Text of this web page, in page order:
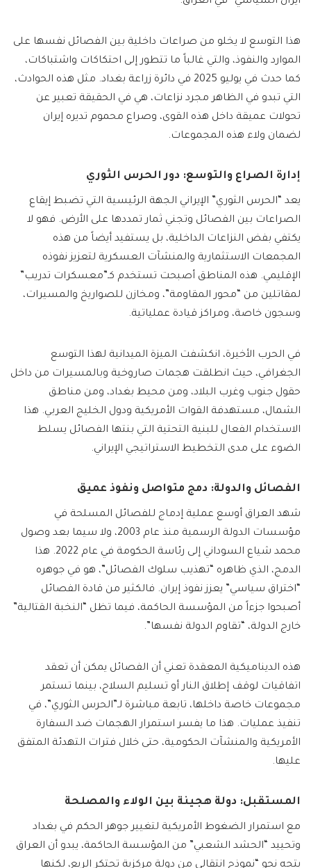
هذا التوسع لا يخلو من صراعات داخلية بين الفصائل نفسها على
الموارد والنفوذ، والتي غالباً ما تتطور إلى احتكاكات واشتباكات،
كما حدث في يوليو 2025 في دائرة زراعة بغداد. مثل هذه الحوادث،
التي تبدو في الظاهر مجرد نزاعات، هي في الحقيقة تعبير عن
تحولات عميقة داخل هذه القوى، وصراع محموم تديره إيران
لضمان ولاء هذه المجموعات.
إدارة الصراع والتوسع: دور الحرس الثوري
يعد “الحرس الثوري” الإيراني الجهة الرئيسية التي تضبط إيقاع
الصراعات بين الفصائل وتجني ثمار تمددها على الأرض. فهو لا
يكتفي بفض النزاعات الداخلية، بل يستفيد أيضاً من هذه
المجمعات الاستثمارية والمنشآت العسكرية لتعزيز نفوذه
الإقليمي. هذه المناطق أصبحت تستخدم كـ”معسكرات تدريب”
لمقاتلين من “محور المقاومة”، ومخازن للصواريخ والمسيرات،
وسجون خاصة، ومراكز قيادة عملياتية.
في الحرب الأخيرة، انكشفت الميزة الميدانية لهذا التوسع
الجغرافي، حيث انطلقت هجمات صاروخية وبالمسيرات من داخل
حقول جنوب وغرب البلاد، ومن محيط بغداد، ومن مناطق
الشمال، مستهدفة القوات الأمريكية ودول الخليج العربي. هذا
الاستخدام الفعال للبنية التحتية التي بنتها الفصائل يسلط
الضوء على مدى التخطيط الاستراتيجي الإيراني.
الفصائل والدولة: دمج متواصل ونفوذ عميق
شهد العراق أوسع عملية إدماج للفصائل المسلحة في
مؤسسات الدولة الرسمية منذ عام 2003، ولا سيما بعد وصول
محمد شياع السوداني إلى رئاسة الحكومة في عام 2022. هذا
الدمج، الذي ظاهره “تهذيب سلوك الفصائل”، هو في جوهره
“اختراق سياسي” يعزز نفوذ إيران. فالكثير من قادة الفصائل
أصبحوا جزءاً من المؤسسة الحاكمة، فيما تظل “النخبة القتالية”
خارج الدولة، “تقاوم الدولة نفسها”.
هذه الديناميكية المعقدة تعني أن الفصائل يمكن أن تعقد
اتفاقيات لوقف إطلاق النار أو تسليم السلاح، بينما تستمر
مجموعات خاصة داخلها، تابعة مباشرة لـ”الحرس الثوري”، في
تنفيذ عمليات. هذا ما يفسر استمرار الهجمات ضد السفارة
الأمريكية والمنشآت الحكومية، حتى خلال فترات التهدئة المتفق
عليها.
المستقبل: دولة هجينة بين الولاء والمصلحة
مع استمرار الضغوط الأمريكية لتغيير جوهر الحكم في بغداد
وتحييد “الحشد الشعبي” من المؤسسة الحاكمة، يبدو أن العراق
يتجه نحو “نموذج انتقالي من دولة مركزية تحتكر الريع، لكنها